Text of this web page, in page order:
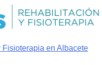
en Albacete